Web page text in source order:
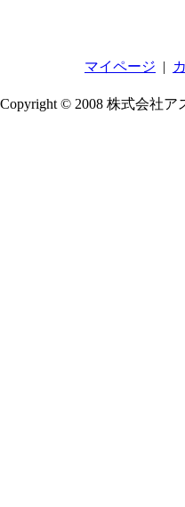
マイページ |
Copyright © 2008 株式会社ア